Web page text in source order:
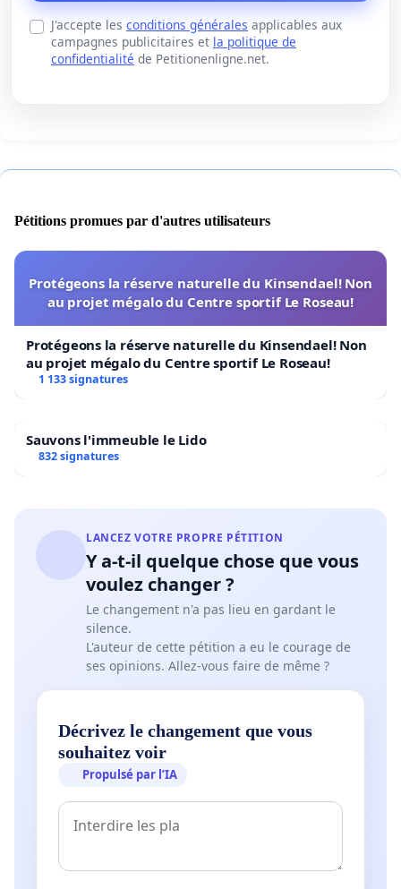
J'accepte les conditions générales applicables aux
campagnes publicitaires et la politique de
confidentialité de Petitionenligne.net.
Pétitions promues par d'autres utilisateurs
Protégeons la réserve naturelle du Kinsendael! Non
au projet mégalo du Centre sportif Le Roseau!
Protégeons la réserve naturelle du Kinsendael! Non
au projet mégalo du Centre sportif Le Roseau!
1 133 signatures
Sauvons l'immeuble le Lido
832 signatures
LANCEZ VOTRE PROPRE PÉTITION
Y a-t-il quelque chose que vous
voulez changer ?
Le changement n'a pas lieu en gardant le
silence.
L'auteur de cette pétition a eu le courage de
ses opinions. Allez-vous faire de même ?
Décrivez le changement que vous
souhaitez voir
Propulsé par l’IA